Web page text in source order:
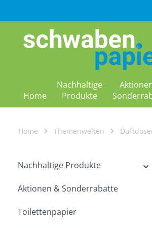
Home
Nachhaltige
Produkte
Home Themenwelten
Nachhaltige Produkte
Aktionen & Sonderrabatte
Toilettenpapier